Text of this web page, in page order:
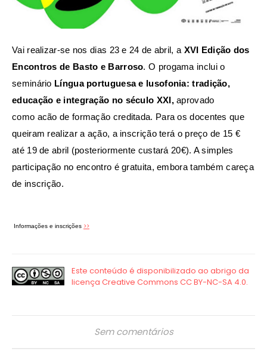
Vai realizar-se nos dias 23 e 24 de abril, a XVI Edição dos
Encontros de Basto e Barroso. O progama inclui o
seminário Língua portuguesa e lusofonia: tradição,
educação e integração no século XXI,aprovado
como acão de formação creditada. Para os docentes que
queiram realizar a ação, a inscrição terá o preço de 15 €
até 19 de abril (posteriormente custará 20€). A simples
participação no encontro é gratuita, embora também careça
de inscrição.
Informações e inscrições >>
Sem comentários